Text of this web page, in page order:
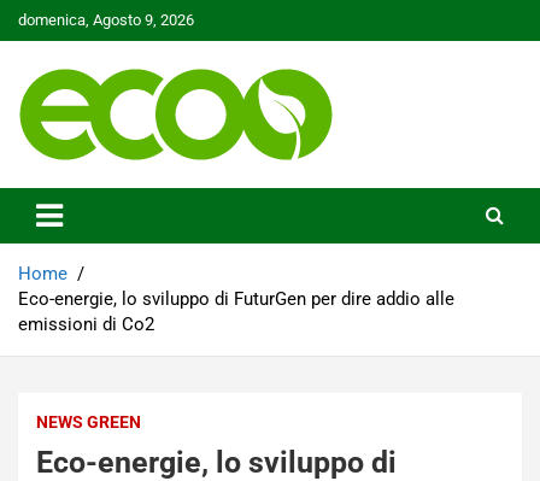
Skip
to
domenica, Agosto 9, 2026
Ecoo.it
Home
Eco-energie, lo sviluppo di FuturGen per dire addio alle
emissioni di Co2
NEWS GREEN
Eco-energie, lo sviluppo di